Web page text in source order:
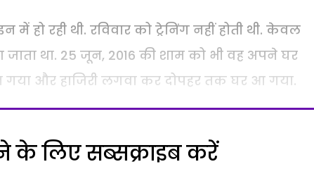
हो रही थी. रविवार को ट्रेनिंग नहीं होती थी. केवल
था. 25 जून, 2016 की शाम को भी वह अपने घर
और हाजिरी लगवा कर दोपहर तक घर आ गया.
के लिए सब्सक्राइब करें